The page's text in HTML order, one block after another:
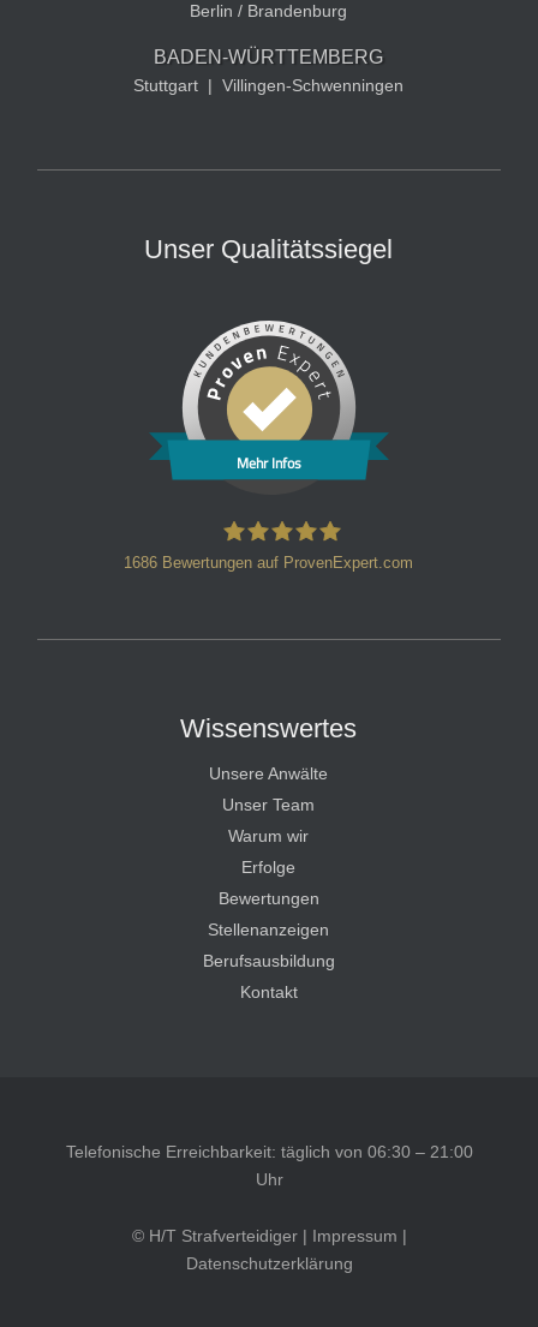
Berlin / Brandenburg
BADEN-WÜRTTEMBERG
Stuttgart | Villingen-Schwenningen
Unser Qualitätssiegel
Mehr Infos
1686 Bewertungen auf ProvenExpert.com
Wissenswertes
Unsere Anwälte
Unser Team
Warum wir
Erfolge
Bewertungen
Stellenanzeigen
Berufsausbildung
Kontakt
Telefonische Erreichbarkeit: täglich von 06:30 – 21:00
Uhr
© H/T Strafverteidiger | Impressum |
Datenschutzerklärung